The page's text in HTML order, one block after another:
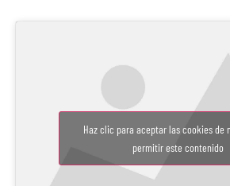
Haz clic para aceptar las cookies de
permitir este contenido